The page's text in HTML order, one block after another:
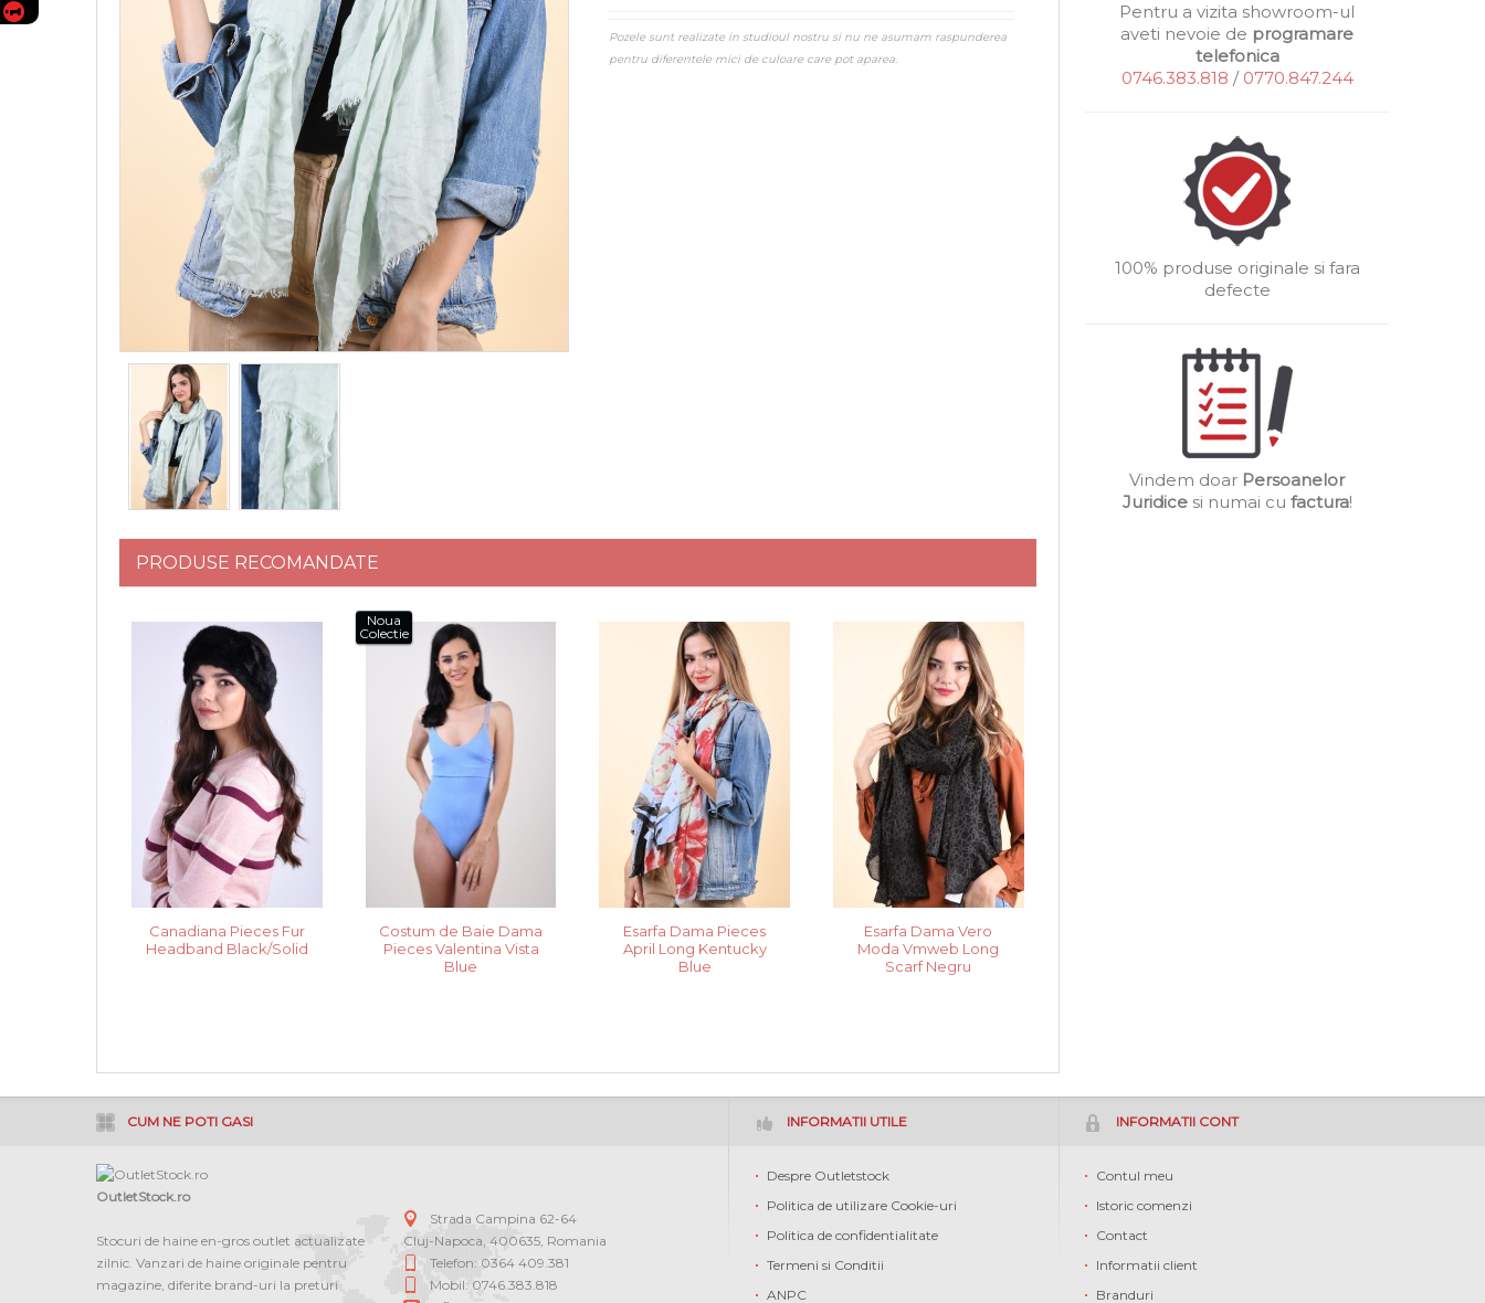
Pozele sunt realizate in studioul nostru si nu ne asumam raspunderea
pentru diferentele mici de culoare care pot aparea.
PRODUSE RECOMANDATE
Canadiana Pieces Fur
Headband Black/Solid
Noua
Colectie
Costum de Baie Dama
Pieces Valentina Vista
Blue
Esarfa Dama Pieces
April Long Kentucky
Blue
Esarfa Dama Vero
Moda Vmweb Long
Scarf Negru
Pentru a vizita showroom-ul
aveti nevoie de programare
telefonica
0746.383.818 / 0770.847.244
100% produse originale si fara
defecte
Vindem doar Persoanelor
Juridicesi numai cu factura!
CUM NE POTI GASI
OutletStock.ro
Stocuri de haine en-gros outlet actualizate
zilnic. Vanzari de haine originale pentru
magazine, diferite brand-uri la preturi
Strada Campina 62-64
Cluj-Napoca,400635, Romania
Telefon: 0364 409.381
Mobil: 0746.383.818
INFORMATII UTILE
Despre Outletstock
Politica de utilizare Cookie-uri
Politica de confidentialitate
Termeni si Conditii
ANPC
INFORMATII CONT
Contul meu
Istoric comenzi
Contact
Informatii client
Branduri